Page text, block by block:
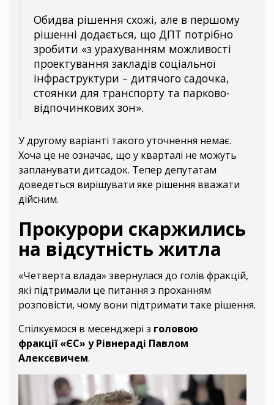
Обидва рішення схожі, але в першому
рішенні додається, що ДПТ потрібно
зробити «з урахуванням можливості
проектування закладів соціальної
інфраструктури – дитячого садочка,
стоянки для транспорту та парково-
відпочинкових зон».
У другому варіанті такого уточнення немає.
Хоча це не означає, що у кварталі не можуть
запланувати дитсадок. Тепер депутатам
доведеться вирішувати яке рішення вважати
дійсним.
Прокурори скаржились
на відсутність житла
«Четверта влада» звернулася до голів фракцій,
які підтримали це питання з проханням
розповісти, чому вони підтримати таке рішення.
Спілкуємося в месенджері з головою
фракції «ЄС» у Рівнераді Павлом
Алексєвичем.